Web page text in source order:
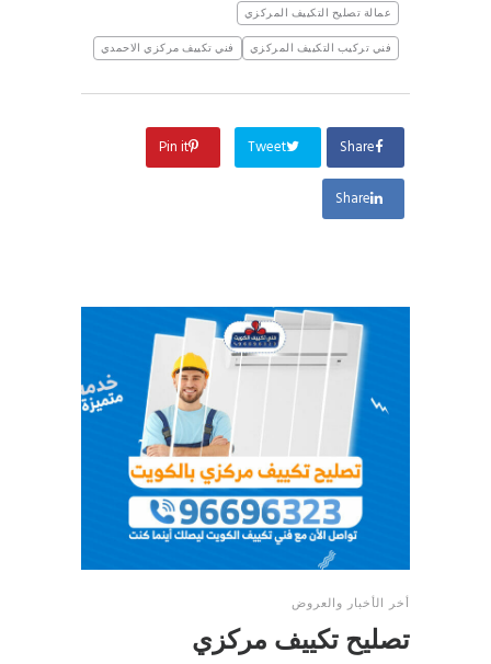
عمالة تصليح التكييف المركزي
فني تركيب التكييف المركزي
فني تكييف مركزي الاحمدي
Share
Tweet
Pin it
Share
أخر الأخبار والعروض
تصليح تكييف مركزي